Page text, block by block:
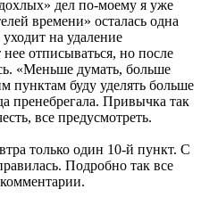
дел по-моему я уже
времени» осталась одна
на удаление
отписываться, но после
«Меньше думать, больше
пунктам буду уделять больше
пренебрегала. Привычка так
все предусмотреть.
только один 10-й пункт. С
Подробно так все